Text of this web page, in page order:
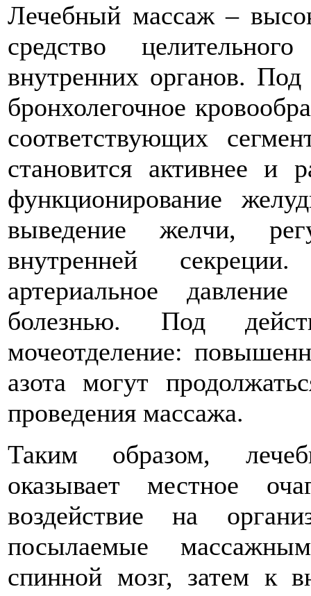
Лечебный массаж –
средство
внутренних органов.
бронхолегочное
соответствующих
становится активнее и
функционирование
выведение желчи,
внутренней
артериальное
болезнью. Под
мочеотделение:
азота могут
проведения массажа.
Таким образом,
оказывает местное
воздействие на
посылаемые
спинной мозг, затем к